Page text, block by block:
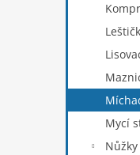
Mycí
Nůžky